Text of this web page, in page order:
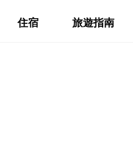
住宿 旅遊指南